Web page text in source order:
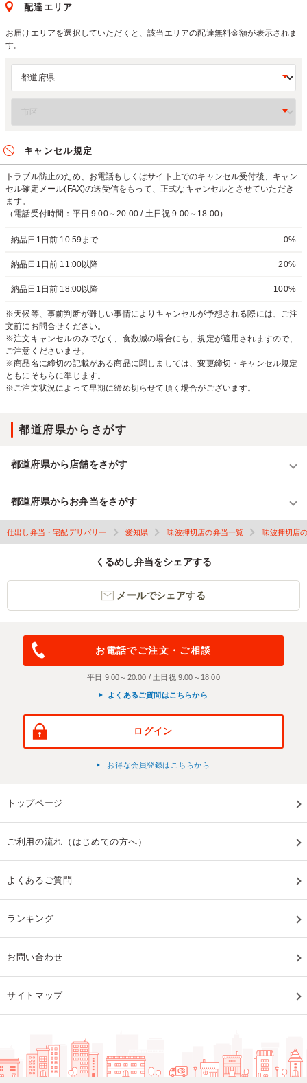
配達エリア
お届けエリアを選択していただくと、該当エリアの配達無料金額が表示されま
す。
キャンセル規定
トラブル防止のため、お電話もしくはサイト上でのキャンセル受付後、キャン
セル確定メール(FAX)の送受信をもって、正式なキャンセルとさせていただき
ます。
（電話受付時間：平日 9:00～20:00 / 土日祝 9:00～18:00）
納品日1日前 10:59まで 0%
納品日1日前 11:00以降 20%
納品日1日前 18:00以降 100%
※天候等、事前判断が難しい事情によりキャンセルが予想される際には、ご注
文前にお問合せください。
※注文キャンセルのみでなく、食数減の場合にも、規定が適用されますので、
ご注意くださいませ。
※商品名に締切の記載がある商品に関しましては、変更締切・キャンセル規定
ともにそちらに準じます。
※ご注文状況によって早期に締め切らせて頂く場合がございます。
都道府県からさがす
都道府県から店舗をさがす
都道府県からお弁当をさがす
仕出し弁当・宅配デリバリー 愛知県 味波押切店の弁当一覧 味波押切店
くるめし弁当をシェアする
メールでシェアする
お電話でご注文・ご相談
平日 9:00～20:00 / 土日祝 9:00～18:00
よくあるご質問はこちらから
ログイン
お得な会員登録はこちらから
トップページ
ご利用の流れ（はじめての方へ）
よくあるご質問
ランキング
お問い合わせ
サイトマップ